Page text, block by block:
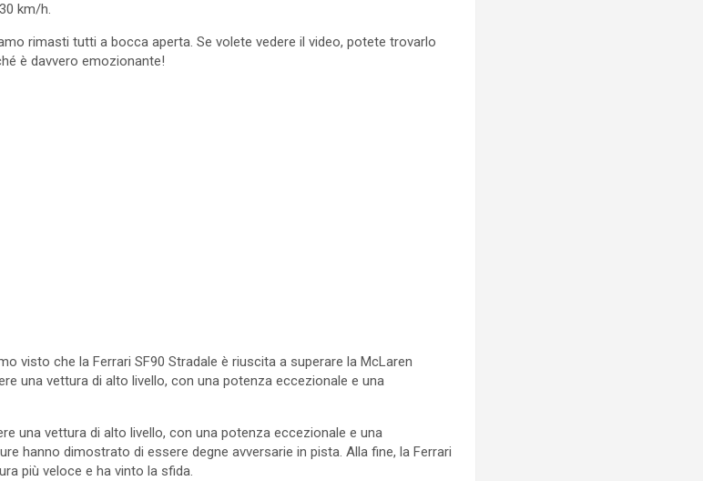
km/h.
rimasti tutti a bocca aperta. Se volete vedere il video, potete trovarlo
è davvero emozionante!
visto che la Ferrari SF90 Stradale è riuscita a superare la McLaren
una vettura di alto livello, con una potenza eccezionale e una
una vettura di alto livello, con una potenza eccezionale e una
hanno dimostrato di essere degne avversarie in pista. Alla fine, la Ferrari
più veloce e ha vinto la sfida.